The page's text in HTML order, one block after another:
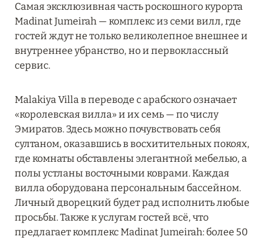
ПРЯМОЙ ПЕРЕЛЁТ
Подробнее
MARCH GRAND ESCAPE: ПРЕДЛОЖЕНИЕ ОТ Á
LA CARTE PREMIUM ПО ОТЕЛЮ WALDORF
ASTORIA MALDIVES ITHAAFUSHI, МАЛЬДИВЫ
Подробнее
12 ноября 2025
MANDARIN ORIENTAL JUMEIRA — SUITE
NOVEMBER
Самая эксклюзивная часть роскошного курорта
Madinat Jumeirah — комплекс из семи вилл, где
гостей ждут не только великолепное внешнее и
внутреннее убранство, но и первоклассный
сервис.
Malakiya Villa в переводе с арабского означает
«королевская вилла» и их семь — по числу
Эмиратов. Здесь можно почувствовать себя
султаном, оказавшись в восхитительных покоях,
где комнаты обставлены элегантной мебелью, а
полы устланы восточными коврами. Каждая
вилла оборудована персональным бассейном.
Личный дворецкий будет рад исполнить любые
просьбы. Также к услугам гостей всё, что
предлагает комплекс Madinat Jumeirah: более 50